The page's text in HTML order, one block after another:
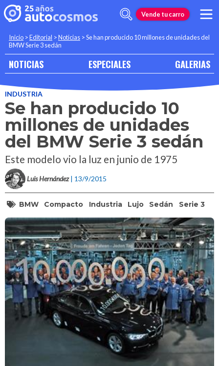
Vende tu carro
Inicio >Editorial >Noticias >Se han producido 10 millones de unidades del
BMW Serie 3 sedán
NOTICIAS ESPECIALES GALERIAS
INDUSTRIA
Se han producido 10
millones de unidades
del BMW Serie 3 sedán
Este modelo vio la luz en junio de 1975
Luis Hernández | 13/9/2015
BMW Compacto Industria Lujo Sedán Serie 3